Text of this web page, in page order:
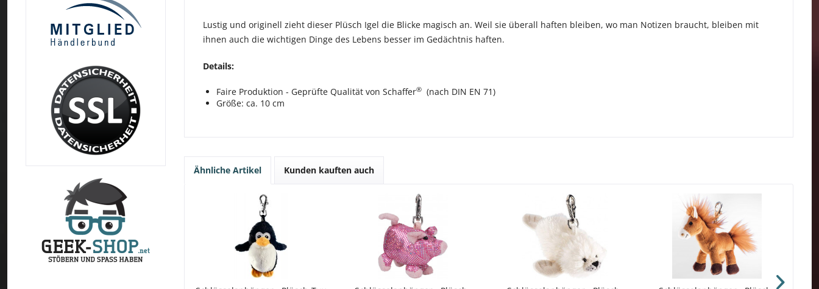
Lustig und originell zieht dieser Plüsch Igel die Blicke magisch an. Weil sie überall haften bleiben, wo man Notizen braucht, bleiben mit
ihnen auch die wichtigen Dinge des Lebens besser im Gedächtnis haften.
Details:
Faire Produktion - Geprüfte Qualität von Schaffer® (nach DIN EN 71)
Größe: ca. 10 cm
Ähnliche Artikel Kunden kauften auch